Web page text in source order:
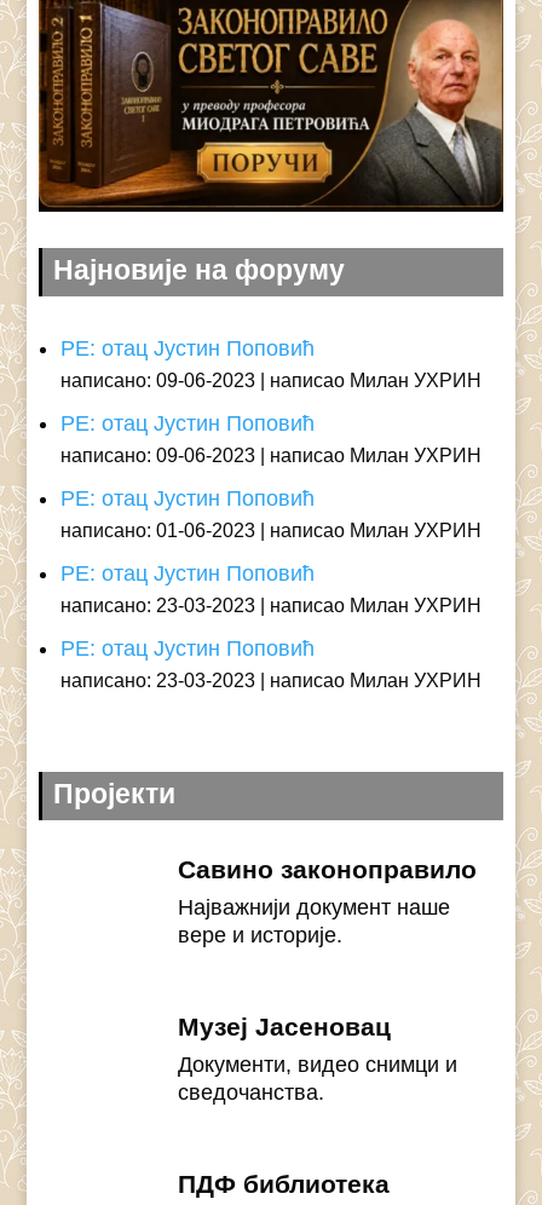
Најновије на форуму
РЕ: отац Јустин Поповић
написано: 09-06-2023 написао Милан УХРИН
РЕ: отац Јустин Поповић
написано: 09-06-2023 написао Милан УХРИН
РЕ: отац Јустин Поповић
написано: 01-06-2023 написао Милан УХРИН
РЕ: отац Јустин Поповић
написано: 23-03-2023 написао Милан УХРИН
РЕ: отац Јустин Поповић
написано: 23-03-2023 написао Милан УХРИН
Пројекти
Савино законоправило
Најважнији документ наше
вере и историје.
Музеј Јасеновац
Документи, видео снимци и
сведочанства.
ПДФ библиотека